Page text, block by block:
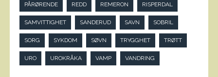
PÅRØRENDE REDD REMERON RISPERDAL
SAMVITTIGHET SANDERUD SAVN SOBRIL
SORG SYKDOM SØVN TRYGGHET TRØTT
URO UROKRÅKA VAMP VANDRING